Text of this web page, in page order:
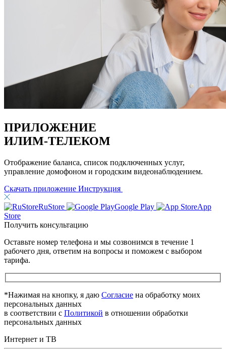
ПРИЛОЖЕНИЕ
ИЛИМ-ТЕЛЕКОМ
Отображение баланса, список подключенных услуг,
управление домофоном и городским видеонаблюдением.
Скачать приложение Инструкция
RuStore Google Play
App
Store
Получить консультацию
Оставьте номер телефона и мы созвонимся в течение 1
рабочего дня, ответим на вопросы и поможем с выбором
тарифа.
*Нажимая на кнопку, я даю Cогласие на обработку моих
персональных данных
в соответствии с Политикой в отношении обработки
персональных данных
Интернет и ТВ